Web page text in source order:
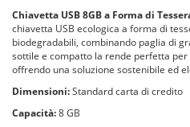
Chiavetta USB 8GB a Forma di
chiavetta USB ecologica a forma di
biodegradabili, combinando paglia di
sottile e compatto la rende perfetta
offrendo una soluzione sostenibile ed
Dimensioni:Standard carta di credito
Capacità:8 GB